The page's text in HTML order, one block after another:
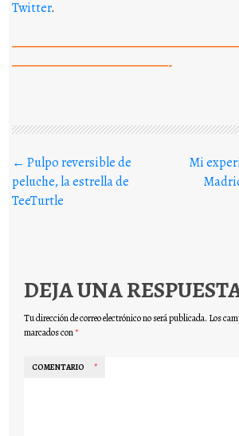
Twitter.
——————————————-
Buscar en los posts
← Pulpo reversible de
peluche, la estrella de
TeeTurtle
Mi
DEJA UNA
Tu dirección de correo electrónico no será publicada. Los
marcados con*
COMENTARIO *